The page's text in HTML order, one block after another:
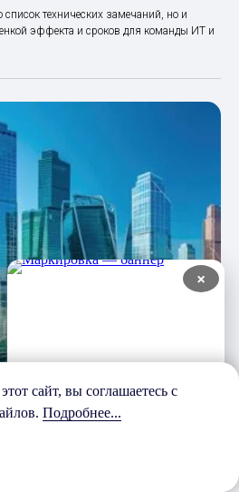
технических замечаний, но и
эффекта и сроков для команды ИТ и
сайт, вы соглашаетесь с
Подробнее...
×